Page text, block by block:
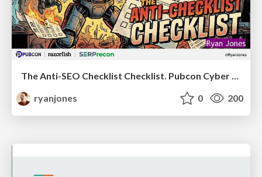
ryanjones
0 200